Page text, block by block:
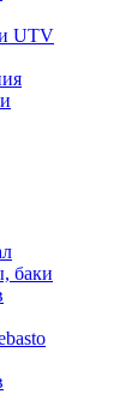
UTV
баки